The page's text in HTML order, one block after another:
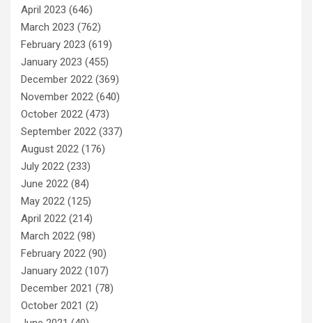
April 2023 (646)
March 2023 (762)
February 2023 (619)
January 2023 (455)
December 2022 (369)
November 2022 (640)
October 2022 (473)
September 2022 (337)
August 2022 (176)
July 2022 (233)
June 2022 (84)
May 2022 (125)
April 2022 (214)
March 2022 (98)
February 2022 (90)
January 2022 (107)
December 2021 (78)
October 2021 (2)